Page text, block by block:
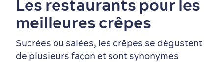
Les restaurants pour les
meilleures crêpes
Sucrées ou salées, les crêpes se dégustent
de plusieurs façon et sont synonymes